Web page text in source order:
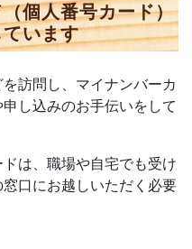
個人番号カード）
います
訪問し、マイナンバーカ
し込みのお手伝いをして
は、職場や自宅でも受け
口にお越しいただく必要